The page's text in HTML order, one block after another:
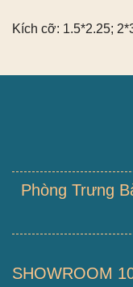
Kích cỡ: 1.5*2.25;
Phòng Trưng
SHOWROOM